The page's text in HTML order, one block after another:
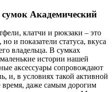
Академический
клатчи и рюкзаки – это
и показатели статуса, вкуса
владельца. В сумках
истории нашей
аксессуары сопровождают
и, в условиях такой активной
время, даже самым дорогим